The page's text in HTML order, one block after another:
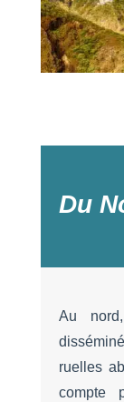
Du
Au
ruelles
compte